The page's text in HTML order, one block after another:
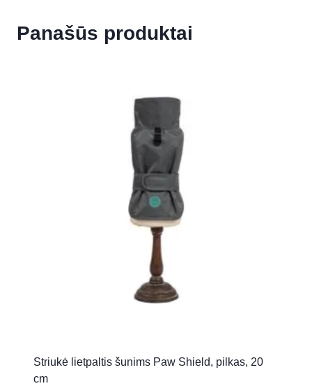
Panašūs produktai
Striukė lietpaltis šunims Paw Shield, pilkas, 20
cm